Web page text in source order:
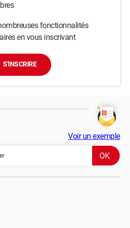
fonctionnalités
en vous inscrivant
S'INSCRIRE
Voir un exemple